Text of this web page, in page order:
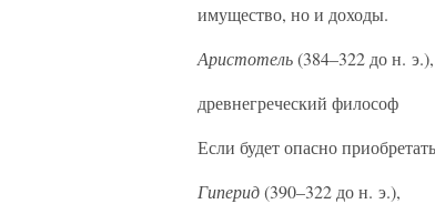
имущество, но и доходы.
Аристотель(384–322 до н. э.),
древнегреческий философ
Если будет опасно
Гиперид(390–322 до н. э.),